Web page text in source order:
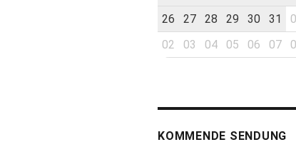
26
27 28 29 30 31
02
03 04 05 06 07
KOMMENDE SENDUNG